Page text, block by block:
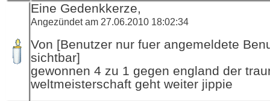
Eine Gedenkkerze,
Angezündet am 27.06.2010 18:02:34
Von [Benutzer nur fuer angemeldete
sichtbar]
gewonnen 4 zu 1 gegen england der
weltmeisterschaft geht weiter jippie